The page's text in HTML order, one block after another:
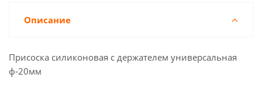
Описание
Присоска силиконовая с держателем универсальная
ф-20мм